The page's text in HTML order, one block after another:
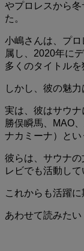
やプロレスから
た。
小嶋さんは、プ
属し、2020年に
多くのタイトルを
しかし、彼の魅
実は、彼はサウ
勝俣瞬馬、MAO
ナカミーナ）とい
彼らは、サウナ
レビでも活動して
これからも活躍に
あわせて読みたい